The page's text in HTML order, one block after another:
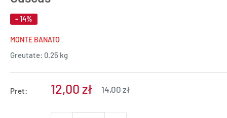
- 14%
MONTE BANATO
Greutate: 0.25 kg
Pret:
Pret
12,00 zł
Pret
14,00 zł